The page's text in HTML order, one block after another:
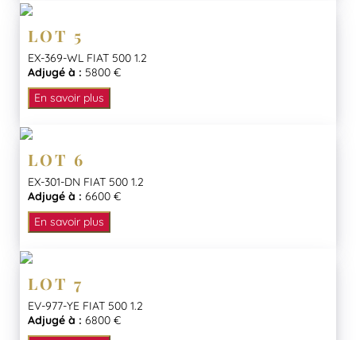
LOT 5
EX-369-WL FIAT 500 1.2
Adjugé à : 5800 €
En savoir plus
LOT 6
EX-301-DN FIAT 500 1.2
Adjugé à : 6600 €
En savoir plus
LOT 7
EV-977-YE FIAT 500 1.2
Adjugé à : 6800 €